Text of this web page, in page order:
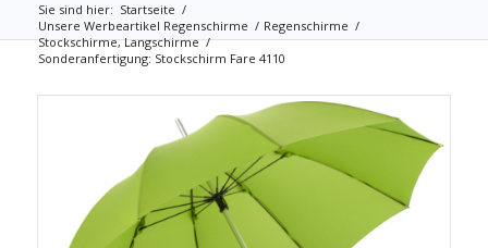
Sie sind hier: Startseite /
Unsere Werbeartikel Regenschirme / Regenschirme /
Stockschirme, Langschirme /
Sonderanfertigung: Stockschirm Fare 4110